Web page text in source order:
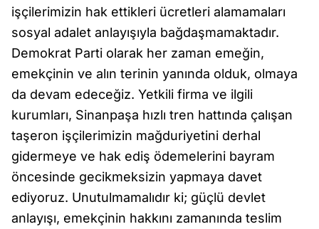
işçilerimizin hak ettikleri ücretleri alamamaları
sosyal adalet anlayışıyla bağdaşmamaktadır.
Demokrat Parti olarak her zaman emeğin,
emekçinin ve alın terinin yanında olduk, olmaya
da devam edeceğiz. Yetkili firma ve ilgili
kurumları, Sinanpaşa hızlı tren hattında çalışan
taşeron işçilerimizin mağduriyetini derhal
gidermeye ve hak ediş ödemelerini bayram
öncesinde gecikmeksizin yapmaya davet
ediyoruz. Unutulmamalıdır ki; güçlü devlet
anlayışı, emekçinin hakkını zamanında teslim